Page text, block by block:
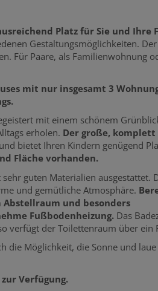
Platz für Sie und Ihre
Gestaltungsmöglichkeiten. Der
Für Paare, als Familienwohnung
mit nur insgesamt 3
mit einem schönem
erholen. Der große, komplett
bietet Ihren Kindern genügend
Fläche vorhanden.
guten Materialien ausgestattet.
und gemütliche Atmosphäre.
und besonders
Fußbodenheizung. Das
verfügt der Toilettenraum über ein
die Möglichkeit, die Sonne und
Verfügung.